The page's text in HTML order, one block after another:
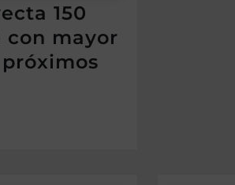
150
con mayor